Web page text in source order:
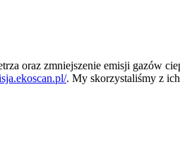
oraz zmniejszenie emisji gazów
. My skorzystaliśmy z